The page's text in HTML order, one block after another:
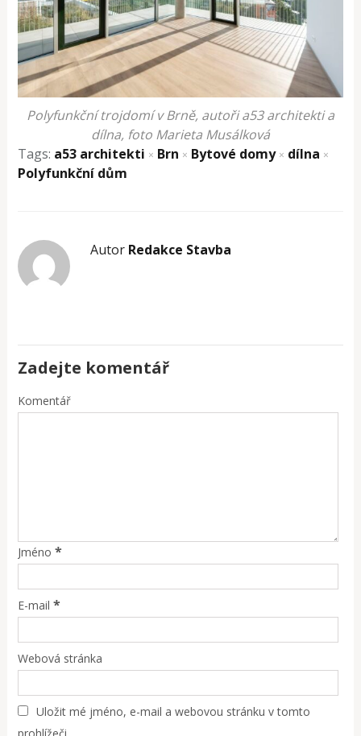
Polyfunkční trojdomí v Brně, autoři a53 architekti a
dílna, foto Marieta Musálková
Tags: a53 architekti × Brn × Bytové domy × dílna ×
Polyfunkční dům
Autor Redakce Stavba
Zadejte komentář
Komentář
Jméno *
E-mail *
Webová stránka
Uložit mé jméno, e-mail a webovou stránku v tomto